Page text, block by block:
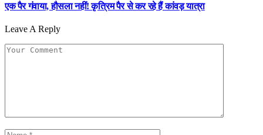
एक पैर गंवाया, हौसला नहीं! कृत्रिम पैर से कर रहे हैं कांवड़ यात्रा
Leave A Reply